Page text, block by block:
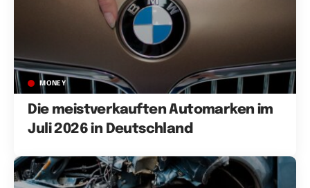
MONEY
Die meistverkauften Automarken im
Juli 2026 in Deutschland